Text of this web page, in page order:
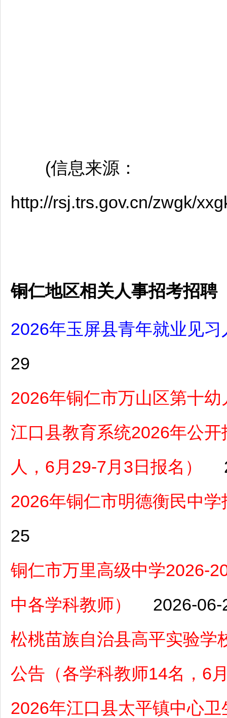
(信息来源：
http://rsj.trs.gov.cn/zwgk/
铜仁地区相关人事招考招聘
2026年玉屏县青年就业见
29
2026年铜仁市万山区第十
江口县教育系统2026年公
人，6月29-7月3日报名）
2026年铜仁市明德衡民中
25
铜仁市万里高级中学2026-
中各学科教师）
2026-06-
松桃苗族自治县高平实验学
公告（各学科教师14名，6
2026年江口县太平镇中心